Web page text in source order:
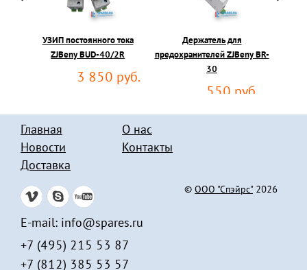
УЗИП постоянного тока
ZJBeny BUD-40/2R
3 850 руб.
Держатель для
предохранителей ZJBeny BR-
30
550 руб.
Главная
Новости
Доставка
О нас
Контакты
E-mail: info@spares.ru
+7 (495) 215 53 87
+7 (812) 385 53 57
© ООО "Спэйрс" 2026